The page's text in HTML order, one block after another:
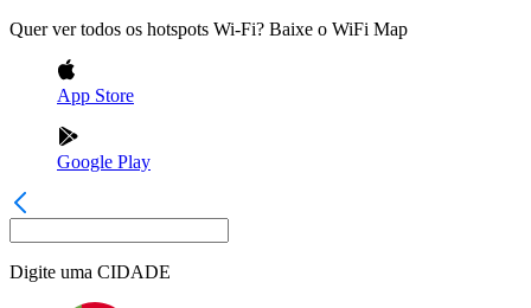
Quer ver todos os hotspots Wi-Fi? Baixe o WiFi Map
App Store
Google Play
Digite uma CIDADE